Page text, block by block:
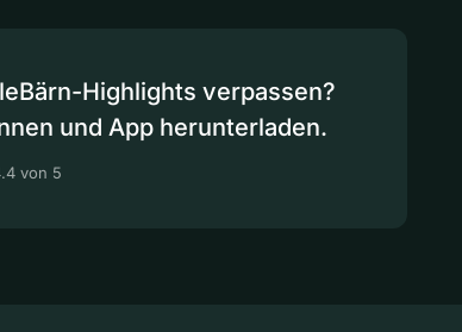
Highlights verpassen?
und App herunterladen.
von 5